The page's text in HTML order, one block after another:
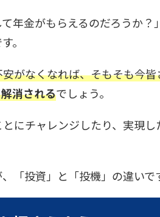
年金がもらえるのだろうか
。
がなくなれば、そもそも今
解消されるでしょう。
にチャレンジしたり、実現
「投資」と「投機」の違いで